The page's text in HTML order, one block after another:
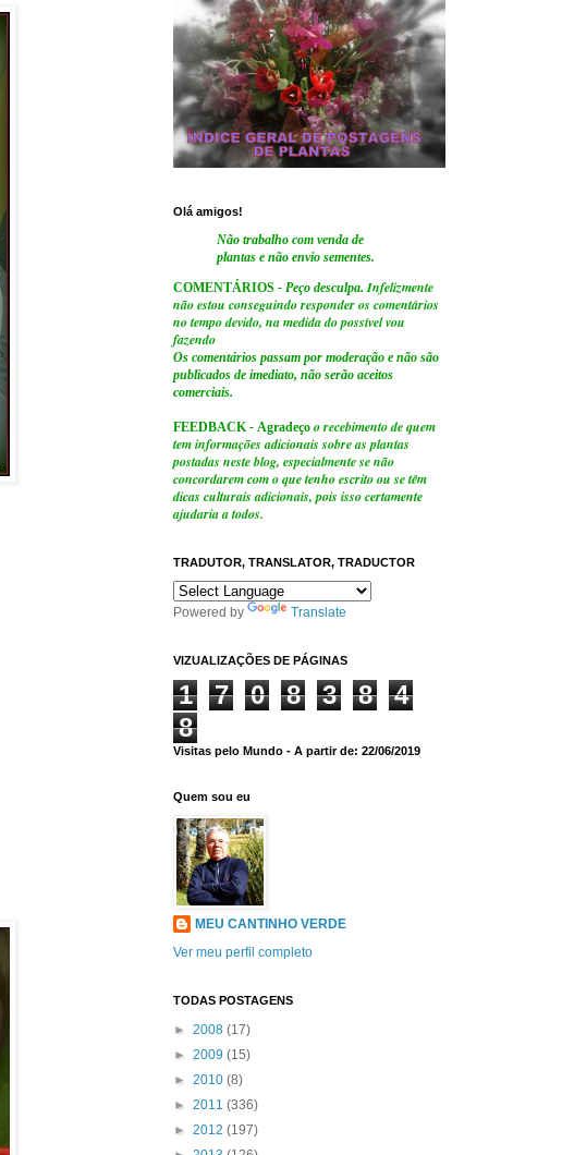
Olá amigos!
Não trabalho com venda de
plantas e não envio sementes.
COMENTÁRIOS - Peço desculpa.Infelizmente
não estou conseguindo responder os comentários
no tempo devido, na medida do possível vou
fazendo
Os comentários passam por moderação e não são
publicados de imediato, não serão aceitos
comerciais.
FEEDBACK- Agradeço o recebimento de quem
tem informações adicionais sobre as plantas
postadas neste blog, especialmente se não
concordarem com o que tenho escrito ou se têm
dicas culturais adicionais, pois isso certamente
ajudaria a todos.
TRADUTOR, TRANSLATOR, TRADUCTOR
Powered by Translate
VIZUALIZAÇÕES DE PÁGINAS
1 7 0 8 3 8
4
8
Visitas pelo Mundo - A partir de: 22/06/2019
Quem sou eu
MEU CANTINHO VERDE
Ver meu perfil completo
TODAS POSTAGENS
► 2008 (17)
► 2009 (15)
► 2010 (8)
► 2011 (336)
► 2012 (197)